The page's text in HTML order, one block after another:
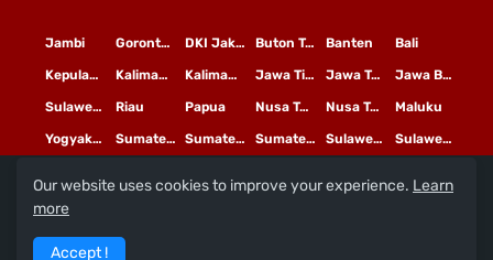
Bali
Banten
Buton Tengah
DKI Jakarta
Gorontalo
Jambi
Jawa Barat
Jawa Tengah
Jawa Timur
Kalimantan Tengah
Kalimantan Timur
Kepulauan Riau
Maluku
Nusa Tenggara Barat
Nusa Tenggara Timur
Papua
Riau
Sulawesi Selatan
Sulawesi Tengah
Sulawesi Utara
Sumatera Barat
Sumatera Selatan
Sumatera Utara
Yogyakarta
Copyright© 2020 PTLiputan Kini Mediatama
Redaksi Pedoman Media Siber
Our website uses cookies to improve your experience. Learn
more
Accept !